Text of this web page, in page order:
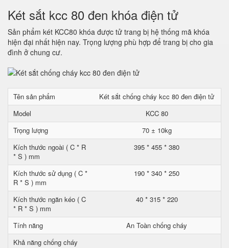
Két sắt kcc 80 đen khóa điện tử
Sản phẩm két KCC80 khóa được tử trang bị hệ thống mã khóa
hiện đại nhất hiện nay. Trọng lượng phù hợp để trang bị cho gia
đình ở chung cư.
Tên sản phẩm
Két sắt chống cháy kcc 80 đen điện tử
Model
KCC 80
Trọng lượng
70 ± 10kg
Kích thước ngoài ( C * R
* S ) mm
395 * 455 * 380
Kích thước sử dụng ( C *
R * S ) mm
190 * 340 * 250
Kích thước ngăn kéo ( C
* R * S ) mm
40 * 315 * 220
Tính năng
An Toàn chống cháy
Khả năng chống cháy